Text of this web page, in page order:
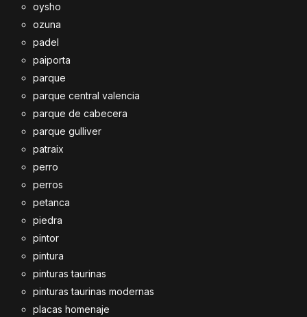
oysho
ozuna
padel
paiporta
parque
parque central valencia
parque de cabecera
parque gulliver
patraix
perro
perros
petanca
piedra
pintor
pintura
pinturas taurinas
pinturas taurinas modernas
placas homenaje